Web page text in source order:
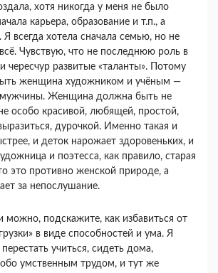
хотя никогда у меня не было
карьера, образование и т.п., а
всегда хотела сначала семью, но не
Чувствую, что не последнюю роль в
чересчур развитые «таланты». Потому
женщина художником и учёным —
мужчины. Женщина должна быть не
особо красивой, любящей, простой,
дурочкой. Именно такая и
и деток нарожает здоровеньких, и
и поэтесса, как правило, старая
это противно женской природе, а
за непослушание.
можно, подскажите, как избавиться от
в виде способностей и ума. Я
учиться, сидеть дома,
умственным трудом, и тут же